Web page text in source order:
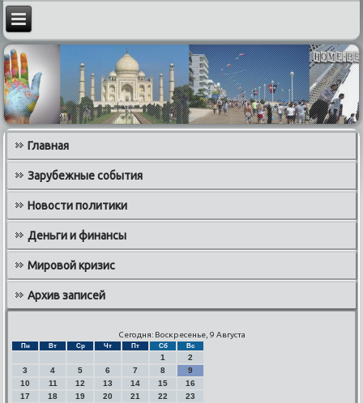
Главная
Зарубежные события
Новости политики
Деньги и финансы
Мировой кризис
Архив записей
Сегодня: Воскресенье, 9 Августа
Пн Вт Ср Чт Пт Сб Вс
1
2
3
4 5 6 7 8
9
10
11 12 13 14 15
16
17
18 19 20 21 22
23